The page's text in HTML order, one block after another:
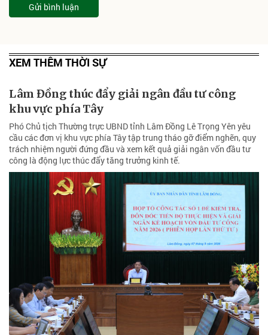
Gửi bình luận
XEM THÊM THỜI SỰ
Lâm Đồng thúc đẩy giải ngân đầu tư công
khu vực phía Tây
Phó Chủ tịch Thường trực UBND tỉnh Lâm Đồng Lê Trọng Yên yêu
cầu các đơn vị khu vực phía Tây tập trung tháo gỡ điểm nghẽn, quy
trách nhiệm người đứng đầu và xem kết quả giải ngân vốn đầu tư
công là động lực thúc đẩy tăng trưởng kinh tế.